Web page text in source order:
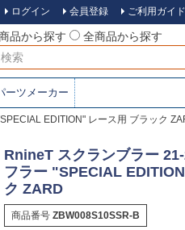
ログイン 会員登録 ご利用ガイド
品から探す
全商品から探す
ーツメーカー
EDITION" レース用 ブラック
RnineT スクランブラー
フラー "SPECIAL
ク ZARD
商品番号 ZBW008S10SSR-B